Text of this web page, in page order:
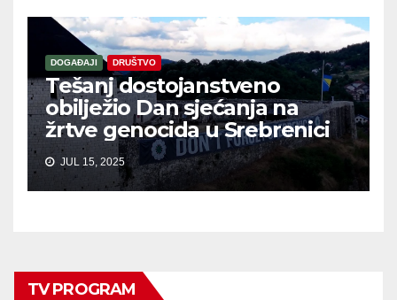
DOGAĐAJI DRUŠTVO
Tešanj dostojanstveno
obilježio Dan sjećanja na
žrtve genocida u Srebrenici
JUL 15, 2025
TV PROGRAM